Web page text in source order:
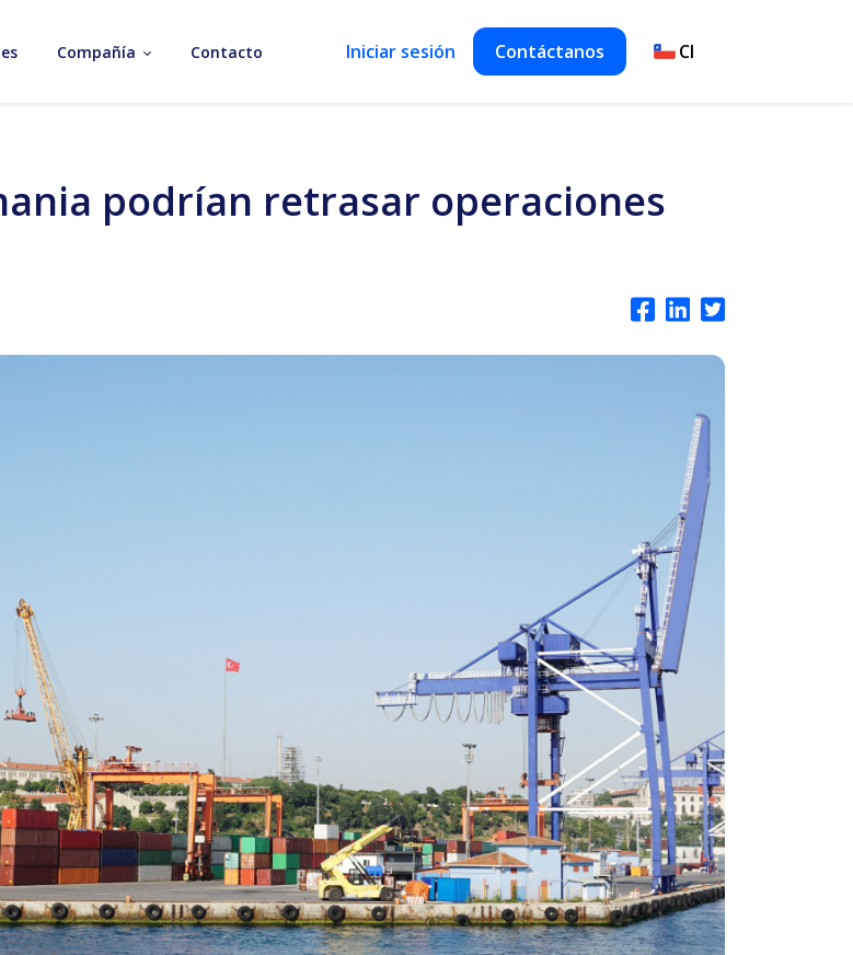
Compañía Contacto Iniciar sesión Contáctanos
podrían retrasar operaciones